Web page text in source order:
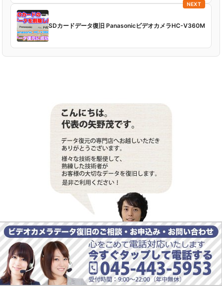
NEXT
SDカードデータ復旧 PanasonicビデオカメラHC-V360M